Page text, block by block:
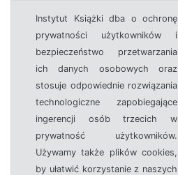
Instytut Książki dba o ochronę
prywatności użytkowników i
bezpieczeństwo przetwarzania
ich danych osobowych oraz
stosuje odpowiednie rozwiązania
technologiczne zapobiegające
ingerencji osób trzecich w
prywatność użytkowników.
Używamy także plików cookies,
by ułatwić korzystanie z naszych